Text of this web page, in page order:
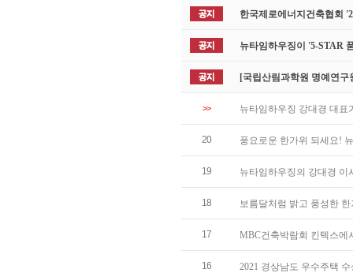
한국제로에너지건축협회
뉴타임하우징이 '5-STAR
[국립산림과학원 명예연
>> 뉴타임하우징 강대경 대표
20 풍요로운 한가위 되세요!
19 뉴타임하우징의 강대경
18 보름달처럼 밝고 풍성한
17 MBC건축박람회 킨텍스에
16 2021 경상남도 우수주택